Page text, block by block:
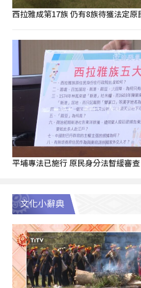
西拉雅成第17族 仍有8族待獲法定原
平埔專法已施行 原民身分法暫緩審查
文化小辭典